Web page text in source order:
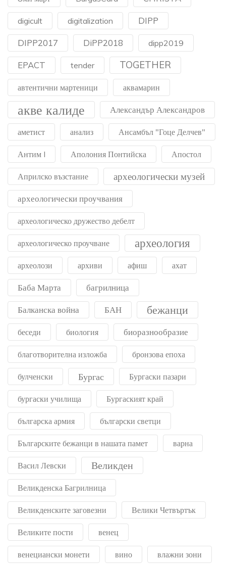
digicult digitalization DIPP
DIPP2017 DiPP2018 dipp2019
EPACT tender TOGETHER
автентични мартеници аквамарин
акве калиде Александър Александров
аметист анализ Ансамбъл "Гоце Делчев"
Антим I Аполония Понтийска Апостол
Априлско възстание археологически музей
археологически проучвания
археологическо дружество дебелт
археологическо проучване археология
археолози архиви афиш ахат
Баба Марта багрилница
Балканска война БАН бежанци
беседи биология биоразнообразие
благотворителна изложба бронзова епоха
булченски Бургас Бургаски пазари
бургаски училища Бургаският край
българска армия български светци
Българските бежанци в нашата памет варна
Васил Левски Великден
Великденска Багрилница
Великденските заговезни Велики Четвъртък
Великите пости венец
венециански монети вино влажни зони